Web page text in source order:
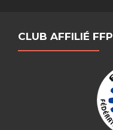
CLUB AFFILIÉ